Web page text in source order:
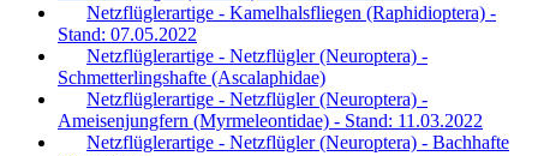
Netzflüglerartige - Kamelhalsfliegen (Raphidioptera) -
Stand: 07.05.2022
Netzflüglerartige - Netzflügler (Neuroptera) -
Schmetterlingshafte (Ascalaphidae)
Netzflüglerartige - Netzflügler (Neuroptera) -
Ameisenjungfern (Myrmeleontidae) - Stand: 11.03.2022
Netzflüglerartige - Netzflügler (Neuroptera) - Bachhafte